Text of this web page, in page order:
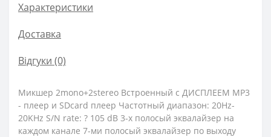
Характеристики
Доставка
Відгуки (0)
Микшер 2mono+2stereo Встроенный с ДИСПЛЕЕМ MP3
- плеер и SDcard плеер Частотный диапазон: 20Hz-
20KHz S/N rate: ? 105 dB 3-х полосый эквалайзер на
каждом канале 7-ми полосый эквалайзер по выходу